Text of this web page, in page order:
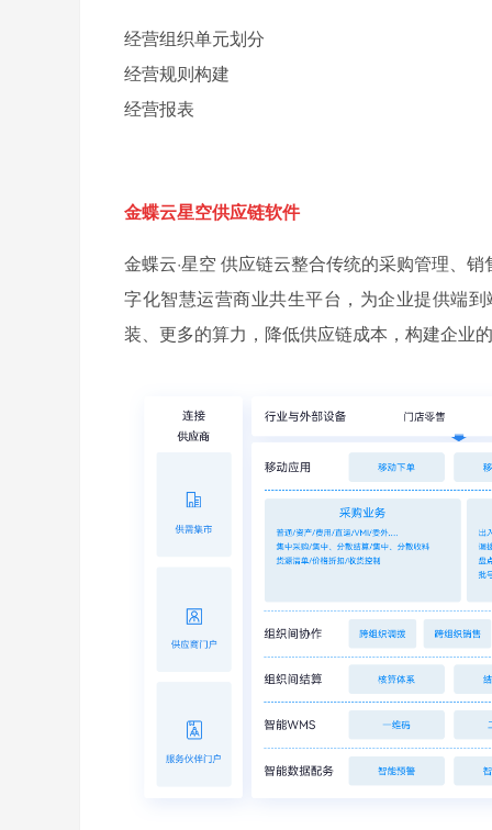
经营组织单元划分
经营规则构建
经营报表
金蝶云星空供应链软件
金蝶云·星空 供应链云整合传统的采购管理、
字化智慧运营商业共生平台，为企业提供端
装、更多的算力，降低供应链成本，构建企业